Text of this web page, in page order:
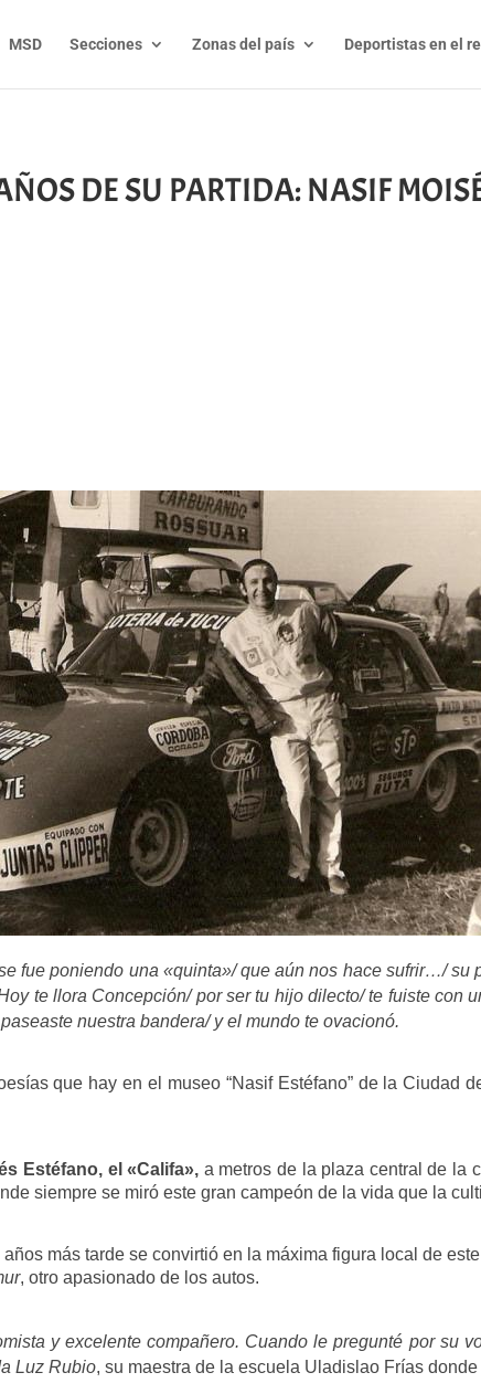
MSD Secciones Zonas del país Deportistas en el
DE SU PARTIDA: NASIF
fue poniendo una «quinta»/ que aún nos hace sufrir…/ su
te llora Concepción/ por ser tu hijo dilecto/ te fuiste con
nuestra bandera/ y el mundo te ovacionó.
que hay en el museo “Nasif Estéfano” de la Ciudad
Estéfano, el «Califa», a metros de la plaza central de la
siempre se miró este gran campeón de la vida que la
más tarde se convirtió en la máxima figura local de
, otro apasionado de los autos.
y excelente compañero. Cuando le pregunté por su
Luz Rubio, su maestra de la escuela Uladislao Frías